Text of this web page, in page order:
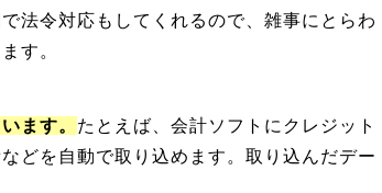
法令対応もしてくれるので、雑事にとらわ
す。
ます。 たとえば、会計ソフトにクレジット
どを自動で取り込めます。取り込んだデー